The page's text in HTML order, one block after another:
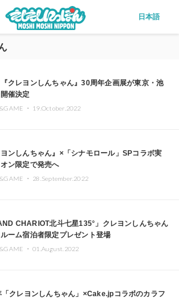
日本語
クレヨンしんちゃん』30周年企画展が東京・池
催決定
・ 19.October.2022
ヨンしんちゃん』×「シナモロール」SPコラボ実
ン限定で発売へ
・ 28.September.2022
CHARIOT北斗七星135°」クレヨンしんちゃん
ーム宿泊者限定プレゼント登場
・01.August.2022
クレヨンしんちゃん」×Cake.jpコラボのカラフ